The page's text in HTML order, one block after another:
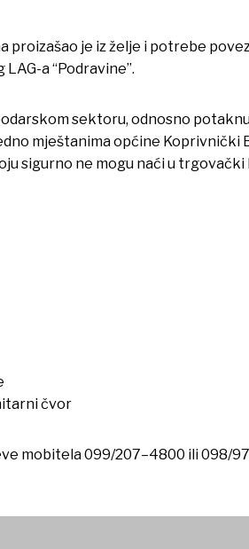
proizašao je iz želje i potrebe
a “Podravine”.
sektoru, odnosno
mještanima općine
sigurno ne mogu naći u trgovački
čvor
mobitela 099/207–4800 ili 098/